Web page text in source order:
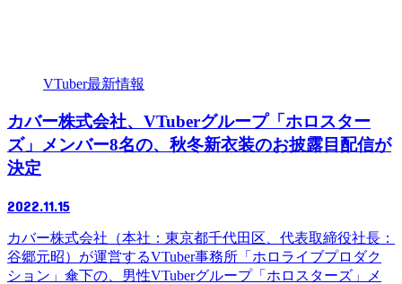
VTuber最新情報
カバー株式会社、VTuberグループ「ホロスター
ズ」メンバー8名の、秋冬新衣装のお披露目配信が
決定
2022.11.15
カバー株式会社（本社：東京都千代田区、代表取締役社長：
谷郷元昭）が運営するVTuber事務所「ホロライブプロダク
ション」傘下の、男性VTuberグループ「ホロスターズ」メ